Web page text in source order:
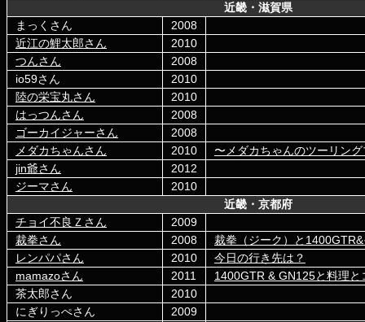
近畿・滋賀県
まっくさん
2008
近江の鯉太郎さん
2010
つんさん
2008
io59さん
2010
陸の栄宝丸さん
2010
はっつんさん
2008
ゴーカイジャーさん
2008
メダカちゃんさん
2010
〜メダカちゃんのツーリン
jin爺さん
2012
ジーマさん
2010
近畿・京都府
チョイ不良Ｚさん
2009
裁拳さん
2008
裁拳（ジーク）と
レンパパさん
2010
今日の行き先は？
mamazoさん
2011
1400GTR & GN125と料理と
茶太郎さん
2010
にぎりっぺさん
2009